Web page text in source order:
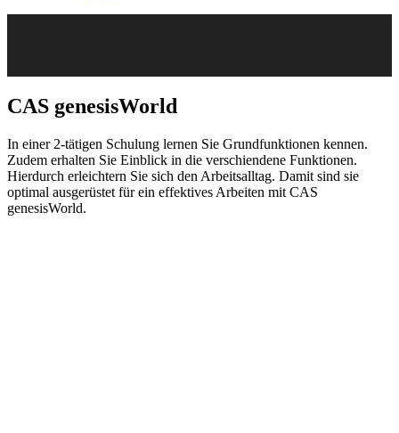
CAS genesisWorld
In einer 2-tätigen Schulung lernen Sie Grundfunktionen kennen.
Zudem erhalten Sie Einblick in die verschiendene Funktionen.
Hierdurch erleichtern Sie sich den Arbeitsalltag. Damit sind sie
optimal ausgerüstet für ein effektives Arbeiten mit CAS
genesisWorld.